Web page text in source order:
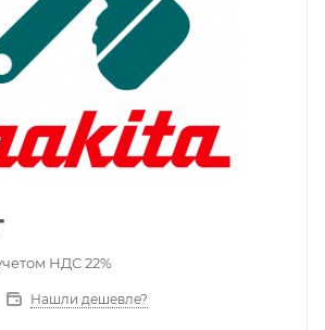
НДС 22%
Нашли дешевле?